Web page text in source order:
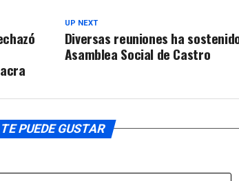
UP NEXT
Diversas reuniones ha
Asamblea Social de Castro
TE PUEDE GUSTAR